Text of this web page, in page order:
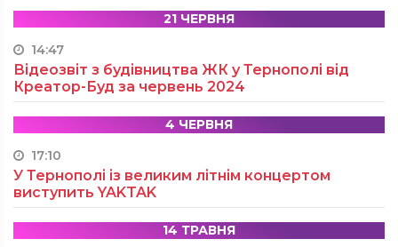
21 ЧЕРВНЯ
14:47
Відеозвіт з будівництва ЖК у Тернополі від
Креатор-Буд за червень 2024
4 ЧЕРВНЯ
17:10
У Тернополі із великим літнім концертом
виступить YAKTAK
14 ТРАВНЯ